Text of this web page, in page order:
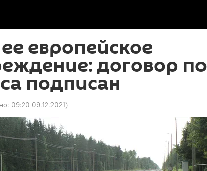
европейское
договор по
подписан
09:20 09.12.2021)